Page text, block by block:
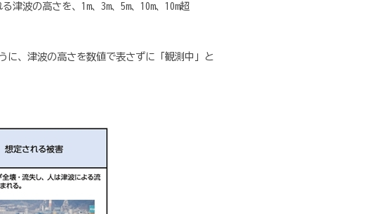
波の高さを、1m、3m、5m、10m、10m超
、津波の高さを数値で表さずに「観測中」と